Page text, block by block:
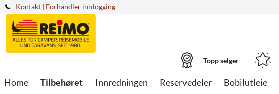
Kontakt | Forhandler innlogging
Topp selger
Home Tilbehøret Innredningen Reservedeler Bobilutleie